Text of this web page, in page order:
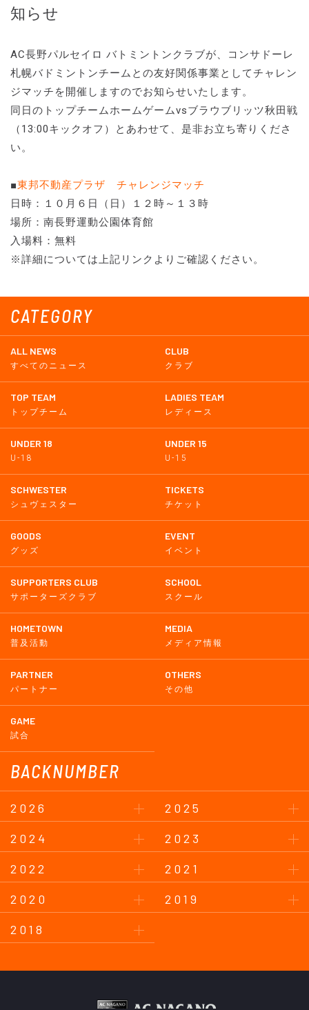
CATEGORY
ALL NEWS
すべてのニュース
CLUB
クラブ
TOP TEAM
トップチーム
LADIES TEAM
レディース
UNDER 18
U-18
UNDER 15
U-15
SCHWESTER
シュヴェスター
TICKETS
チケット
GOODS
グッズ
EVENT
イベント
SUPPORTERS CLUB
サポーターズクラブ
SCHOOL
スクール
HOMETOWN
普及活動
MEDIA
メディア情報
PARTNER
パートナー
OTHERS
その他
GAME
試合
BACKNUMBER
2026
2025
2024
2023
2022
2021
2020
2019
2018
知らせ
AC長野パルセイロ バトミントンクラブが、コンサドーレ
札幌バドミントンチームとの友好関係事業としてチャレン
ジマッチを開催しますのでお知らせいたします。
同日のトップチームホームゲームvsブラウブリッツ秋田戦
（13:00キックオフ）とあわせて、是非お立ち寄りくださ
い。
■東邦不動産プラザ チャレンジマッチ
日時：１０月６日（日）１２時～１３時
場所：南長野運動公園体育館
入場料：無料
※詳細については上記リンクよりご確認ください。